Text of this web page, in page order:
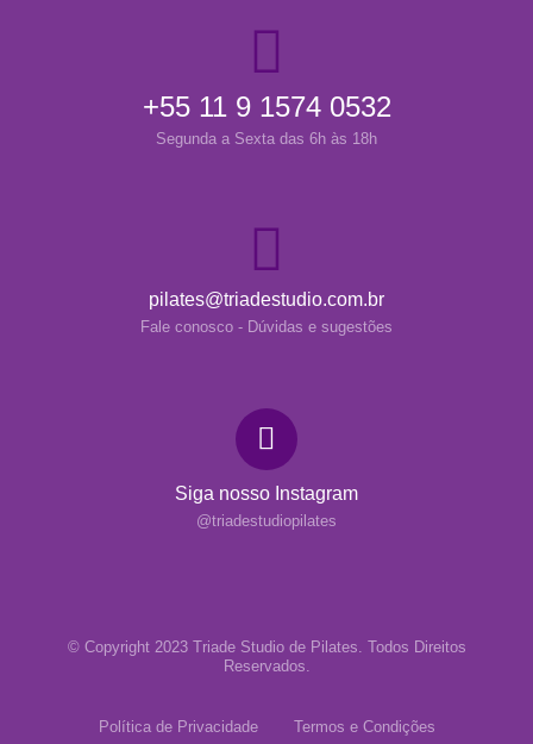
+55 11 9 1574 0532
Segunda a Sexta das 6h às 18h
pilates@triadestudio.com.br
Fale conosco - Dúvidas e sugestões
Siga nosso Instagram
@triadestudiopilates
© Copyright 2023 Triade Studio de Pilates. Todos Direitos
Reservados.
Política de Privacidade Termos e Condições